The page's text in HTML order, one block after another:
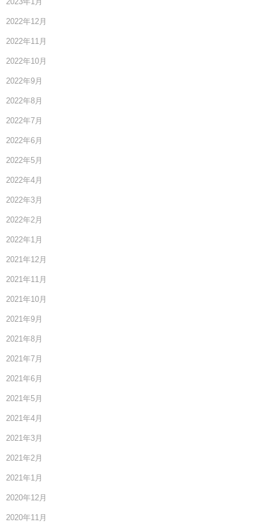
2022年12月
2022年11月
2022年10月
2022年9月
2022年8月
2022年7月
2022年6月
2022年5月
2022年4月
2022年3月
2022年2月
2022年1月
2021年12月
2021年11月
2021年10月
2021年9月
2021年8月
2021年7月
2021年6月
2021年5月
2021年4月
2021年3月
2021年2月
2021年1月
2020年12月
2020年11月